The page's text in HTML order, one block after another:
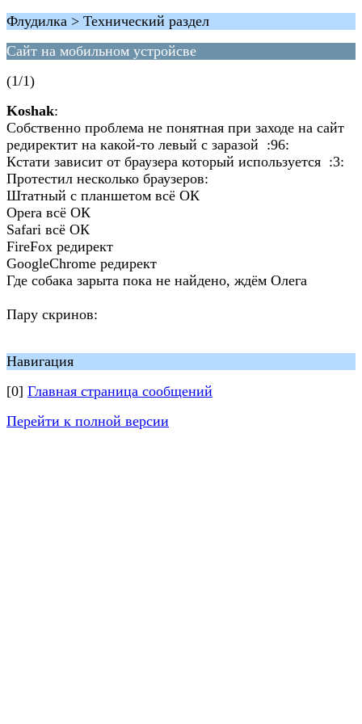
Флудилка > Технический раздел
Сайт на мобильном устройсве
(1/1)
Koshak:
Собственно проблема не понятная при заходе на сайт
редиректит на какой-то левый с заразой :96:
Кстати зависит от браузера который используется :3:
Протестил несколько браузеров:
Штатный с планшетом всё ОК
Opera всё ОК
Safari всё ОК
FireFox редирект
GoogleChrome редирект
Где собака зарыта пока не найдено, ждём Олега
Пару скринов:
Навигация
[0] Главная страница сообщений
Перейти к полной версии